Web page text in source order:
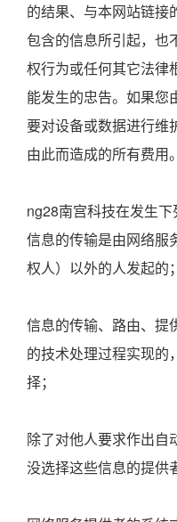
的结果、与本网站链接
包含的信息所引起，也
权行为或任何其它法律
能发生的忠告。如果您
要对设备或数据进行维
由此而造成的所有费用。
ng28南宫科技在发生下
信息的传输是由网络服
权人）以外的人发起的；
信息的传输、路由、提
的技术处理过程实现的
择；
除了对他人要求作出自
没选择这些信息的提供